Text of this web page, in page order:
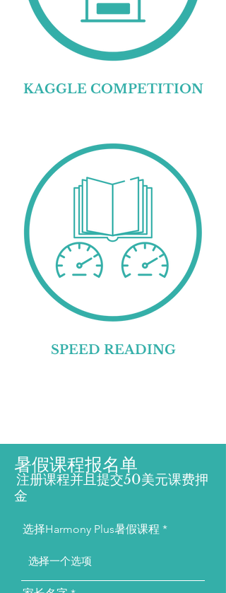
KAGGLE COMPETITION
SPEED READING
暑假课程报名单
注册课程并且提交50美元课费押
金
选择Harmony Plus暑假课程